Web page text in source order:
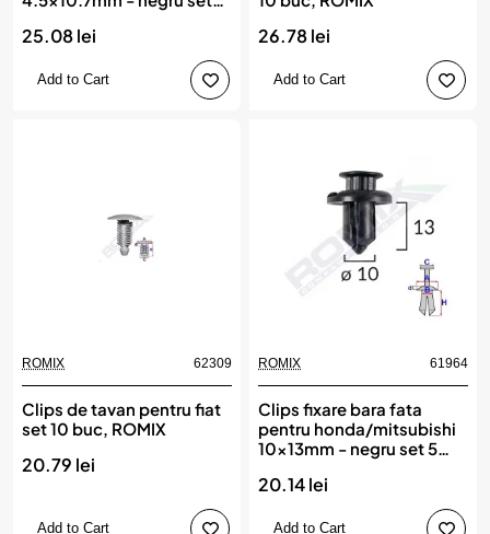
25.08 lei
Add to Cart
26.78 lei
Add to Cart
ROMIX 62309
Clips de tavan pentru fiat
set 10 buc, ROMIX
20.79 lei
Add to Cart
ROMIX 61964
Clips fixare bara fata
pentru honda/mitsubishi
10x13mm - negru set 5
20.14 lei
Add to Cart